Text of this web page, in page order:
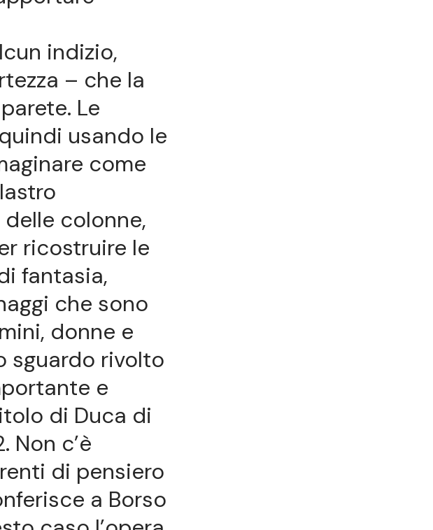
indizio,
– che la
Le
usando le
come
colonne,
ricostruire le
fantasia,
che sono
donne e
sguardo rivolto
e
di Duca di
Non c’è
di pensiero
a Borso